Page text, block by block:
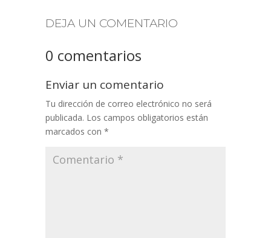
DEJA UN COMENTARIO
0 comentarios
Enviar un comentario
Tu dirección de correo electrónico no será
publicada. Los campos obligatorios están
marcados con *